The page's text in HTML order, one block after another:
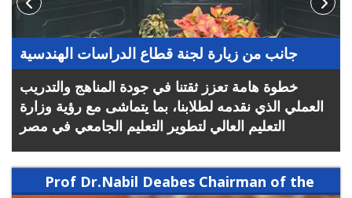
جانب من زيارة لجنة قطاع الدراسات الهندسية
خطوة هامة تعزز ثقتنا في جودة المناهج والتدريب
العملي الذي نقدمه لطلابنا، بما يتماشى مع رؤية وزارة
التعليم العالي لتطوير التعليم الجامعي في مصر
Prof Dr.Nabil Deabes Chairman of the